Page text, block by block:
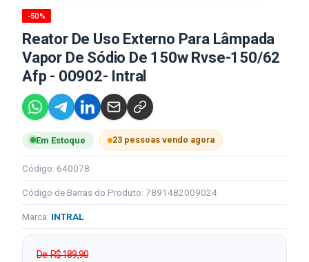
-50%
Reator De Uso Externo Para Lâmpada
Vapor De Sódio De 150w Rvse-150/62
Afp - 00902- Intral
Em Estoque 23 pessoas vendo agora
Código: 640078
Código de Barras do Produto: 7891482009024
Marca: INTRAL
De: R$ 189,90